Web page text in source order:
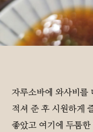
자루소바에 와사비를
적셔 준 후 시원하게
좋았고 여기에 두툼